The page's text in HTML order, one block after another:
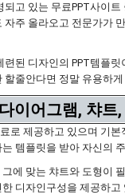
되고 있는 무료PPT사이트
자주 올라오고 전문가가
련된 디자인의 PPT템플
할줄안다면 정말 유용하
이어그램, 챠트
로 제공하고 있으며 기본
템플릿을 받아 자신의
에 맞는 챠트와 도형이
디자인구성을 제공하고